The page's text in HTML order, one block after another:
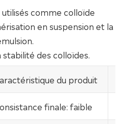
utilisés comme colloïde
en suspension et la
stabilité des colloïdes.
du produit
finale: faible